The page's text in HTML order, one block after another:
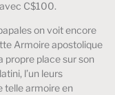
C$100.
on voit encore
Armoire apostolique
propre place sur son
l’un leurs
telle armoire en